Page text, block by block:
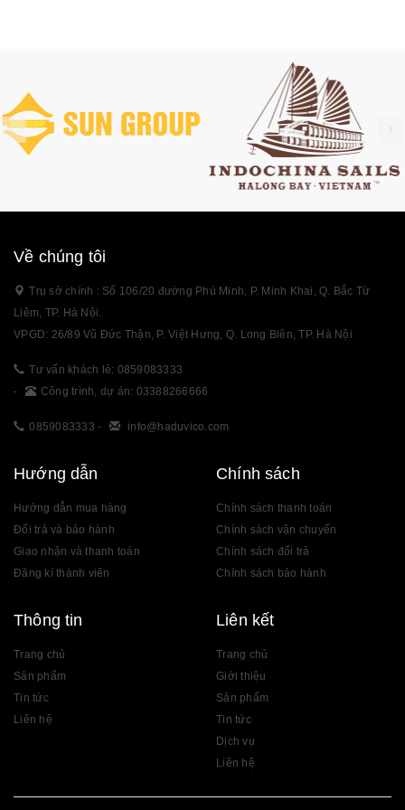
Về chúng tôi
Trụ sở chính : Số 106/20 đường Phú Minh, P. Minh Khai, Q. Bắc Từ
Liêm, TP. Hà Nội.
VPGD: 26/89 Vũ Đức Thận, P. Việt Hưng, Q. Long Biên, TP. Hà Nội
Tư vấn khách lẻ: 0859083333
-
Công trình, dự án: 03388266666
0859083333 - info@haduvico.com
Hướng dẫn
Hướng dẫn mua hàng
Đổi trả và bảo hành
Giao nhận và thanh toán
Đăng kí thành viên
Chính sách
Chính sách thanh toán
Chính sách vận chuyển
Chính sách đổi trả
Chính sách bảo hành
Thông tin
Trang chủ
Sản phẩm
Tin tức
Liên hệ
Liên kết
Trang chủ
Giới thiệu
Sản phẩm
Tin tức
Dịch vụ
Liên hệ